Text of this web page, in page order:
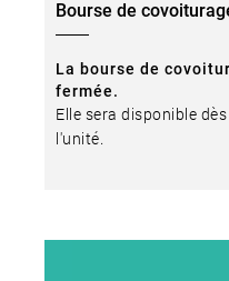
Bourse de
La bourse de
fermée.
Elle sera disponible
l'unité.